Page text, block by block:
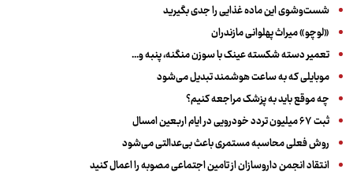
شست‌وشوی این ماده غذایی را جدی بگیرید
«لوچو» میراث پهلوانی مازندران
تعمیر دسته شکسته عینک با سوزن منگنه، پنبه و...
موبایلی که به ساعت هوشمند تبدیل می‌شود
چه موقع باید به پزشک مراجعه کنیم؟
ثبت ۶۷ میلیون تردد خودرویی در ایام اربعین امسال
روش فعلی محاسبه مستمری باعث بی‌عدالتی می‌شود
انتقاد انجمن داروسازان از تامین اجتماعی مصوبه را اعمال کنید